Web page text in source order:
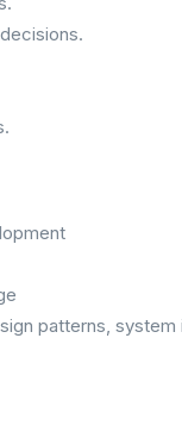
patterns, system